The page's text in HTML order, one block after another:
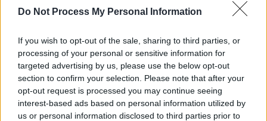
Do Not Process My Personal Information
If you wish to opt-out of the sale, sharing to third parties, or
processing of your personal or sensitive information for
targeted advertising by us, please use the below opt-out
section to confirm your selection. Please note that after your
opt-out request is processed you may continue seeing
interest-based ads based on personal information utilized by
us or personal information disclosed to third parties prior to
abuzul din „cazul Danileț”: Siegfried...
SURSE. Siegfried Mureșan – prim-ministru;
Ludovic Orban – președintele Camerei
Deputaților;...
Redacţia - luni, 7 decembrie 2020